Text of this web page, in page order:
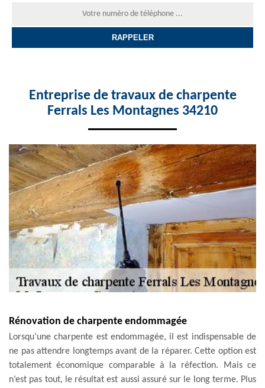
Entreprise de travaux de charpente
Ferrals Les Montagnes 34210
Rénovation de charpente endommagée
Lorsqu’une charpente est endommagée, il est indispensable de
ne pas attendre longtemps avant de la réparer. Cette option est
totalement économique comparable à la réfection. Mais ce
n’est pas tout, le résultat est aussi assuré sur le long terme. Plus